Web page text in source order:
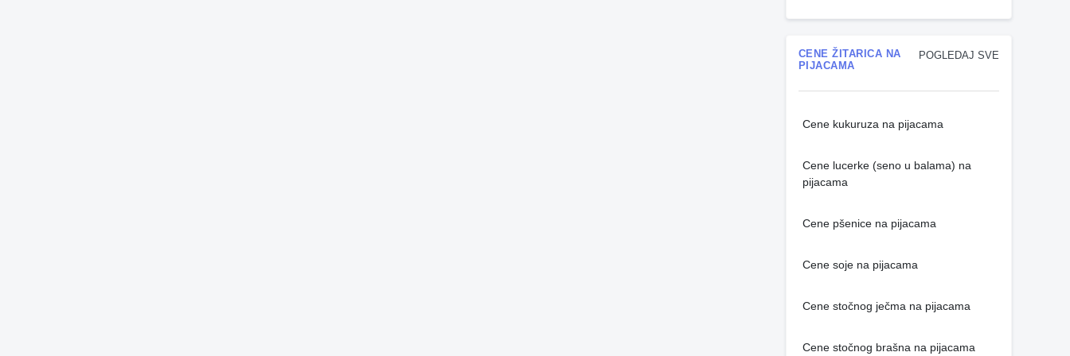
POGLEDAJ SVE
CENE ŽITARICA NA
PIJACAMA
Cene kukuruza na pijacama
Cene lucerke (seno u balama) na
pijacama
Cene pšenice na pijacama
Cene soje na pijacama
Cene stočnog ječma na pijacama
Cene stočnog brašna na pijacama